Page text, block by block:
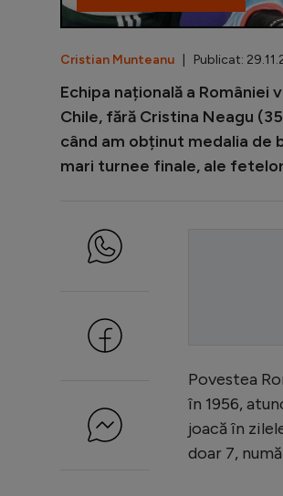
Cristian Munteanu | Publicat:
Echipa națională a
Chile, fără Cristina Neagu
când am obținut medalia de
mari turnee finale, ale
Povestea
în 1956,
joacă în
doar 7,